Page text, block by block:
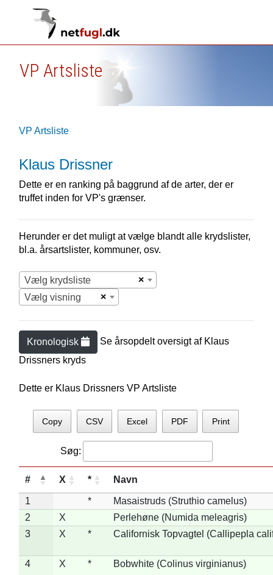
VP Artsliste
VP Artsliste
Klaus Drissner
Dette er en ranking på baggrund af de arter, der er
truffet inden for VP's grænser.
Herunder er det muligt at vælge blandt alle krydslister,
bl.a. årsartslister, kommuner, osv.
×
Vælg krydsliste
×
Vælg visning
Kronologisk Se årsopdelt oversigt af Klaus
Drissners kryds
Dette er Klaus Drissners VP Artsliste
Copy CSV Excel PDF Print
Søg:
# X * Navn
1 *
Masaistruds (Struthio camelus)
2
X
Perlehøne (Numida meleagris)
3
X * Californisk Topvagtel (Callipepla
4 X * Bobwhite (Colinus virginianus)